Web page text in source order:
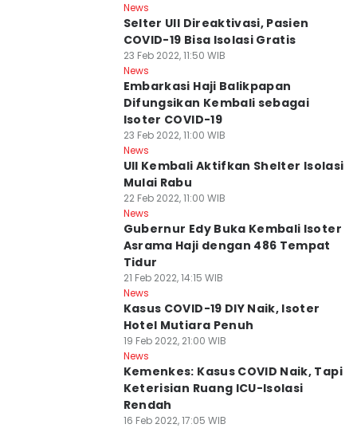
News
Selter UII Direaktivasi, Pasien
COVID-19 Bisa Isolasi Gratis
23 Feb 2022, 11:50 WIB
News
Embarkasi Haji Balikpapan
Difungsikan Kembali sebagai
Isoter COVID-19
23 Feb 2022, 11:00 WIB
News
UII Kembali Aktifkan Shelter Isolasi
Mulai Rabu
22 Feb 2022, 11:00 WIB
News
Gubernur Edy Buka Kembali Isoter
Asrama Haji dengan 486 Tempat
Tidur
21 Feb 2022, 14:15 WIB
News
Kasus COVID-19 DIY Naik, Isoter
Hotel Mutiara Penuh
19 Feb 2022, 21:00 WIB
News
Kemenkes: Kasus COVID Naik, Tapi
Keterisian Ruang ICU-Isolasi
Rendah
16 Feb 2022, 17:05 WIB